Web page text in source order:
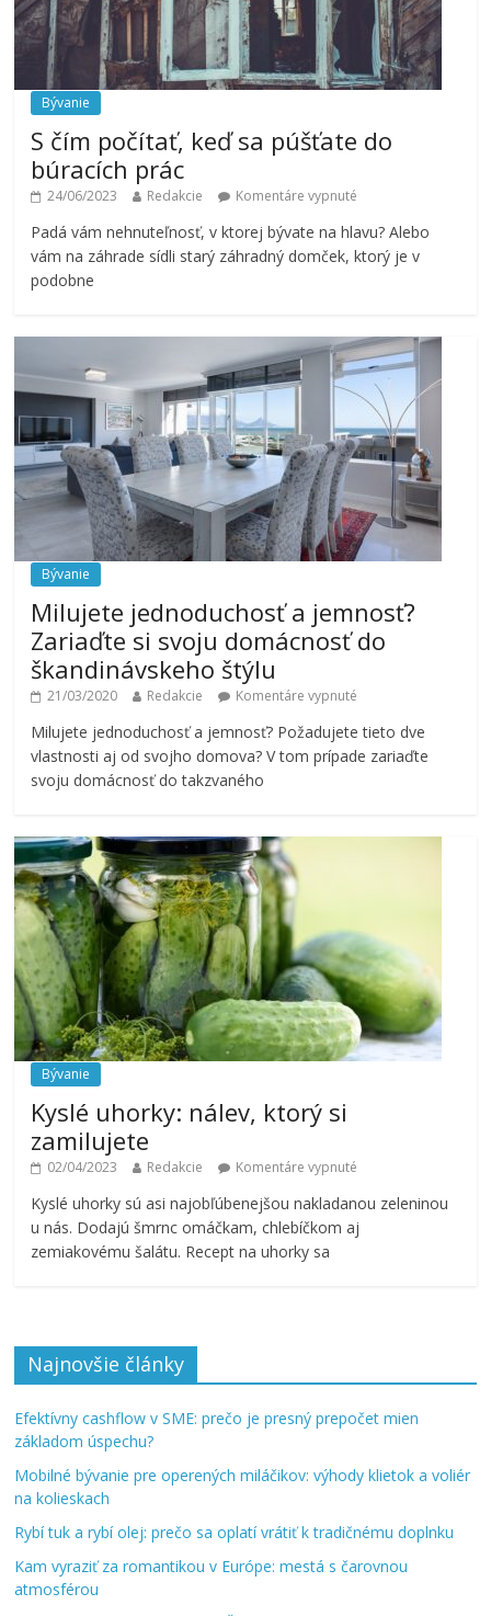
Bývanie
S čím počítať, keď sa púšťate do
búracích prác
24/06/2023 Redakcie Komentáre vypnuté
Padá vám nehnuteľnosť, v ktorej bývate na hlavu? Alebo
vám na záhrade sídli starý záhradný domček, ktorý je v
podobne
Bývanie
Milujete jednoduchosť a jemnosť?
Zariaďte si svoju domácnosť do
škandinávskeho štýlu
21/03/2020 Redakcie Komentáre vypnuté
Milujete jednoduchosť a jemnosť? Požadujete tieto dve
vlastnosti aj od svojho domova? V tom prípade zariaďte
svoju domácnosť do takzvaného
Bývanie
Kyslé uhorky: nálev, ktorý si
zamilujete
02/04/2023 Redakcie Komentáre vypnuté
Kyslé uhorky sú asi najobľúbenejšou nakladanou zeleninou
u nás. Dodajú šmrnc omáčkam, chlebíčkom aj
zemiakovému šalátu. Recept na uhorky sa
Najnovšie články
Efektívny cashflow v SME: prečo je presný prepočet mien
základom úspechu?
Mobilné bývanie pre operených miláčikov: výhody klietok a voliér
na kolieskach
Rybí tuk a rybí olej: prečo sa oplatí vrátiť k tradičnému doplnku
Kam vyraziť za romantikou v Európe: mestá s čarovnou
atmosférou